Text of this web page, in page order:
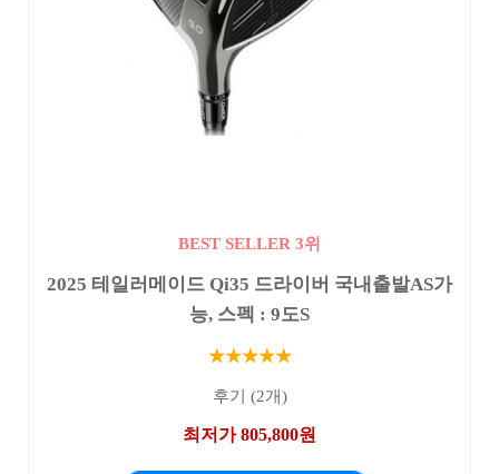
BEST SELLER 3위
2025 테일러메이드 Qi35 드라이버 국내출발AS가
능, 스펙 : 9도S
★★★★★
후기 (2개)
최저가 805,800원